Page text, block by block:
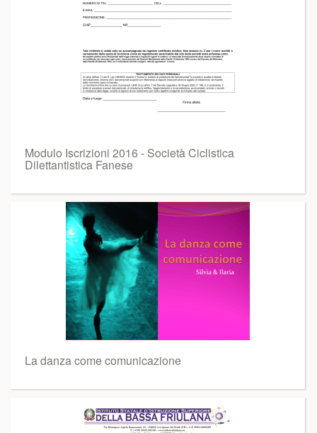
Modulo Iscrizioni 2016 - Società Ciclistica
Dilettantistica Fanese
La danza come comunicazione